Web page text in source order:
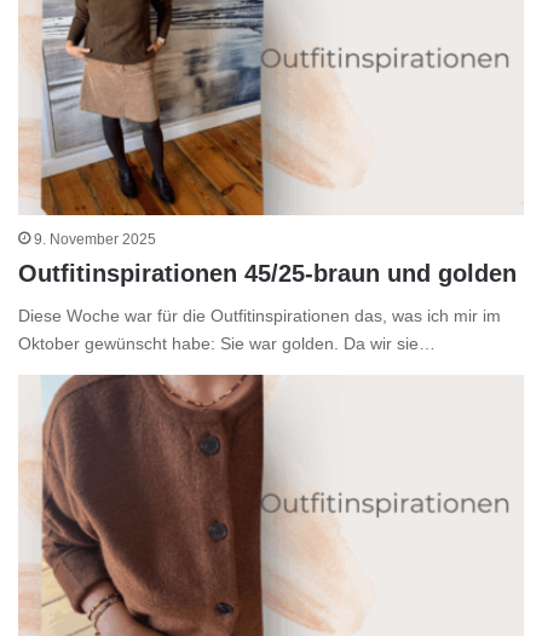
9. November 2025
Outfitinspirationen 45/25-braun und golden
Diese Woche war für die Outfitinspirationen das, was ich mir im
Oktober gewünscht habe: Sie war golden. Da wir sie…